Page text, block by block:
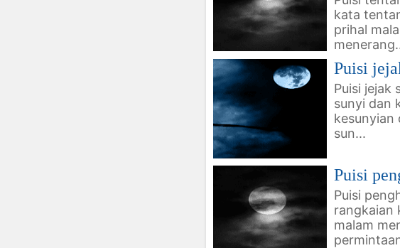
kata
prihal
Puisi
Puisi jejak
sunyi dan
kesunyian
sun...
Puisi
Puisi
rangkaian
malam